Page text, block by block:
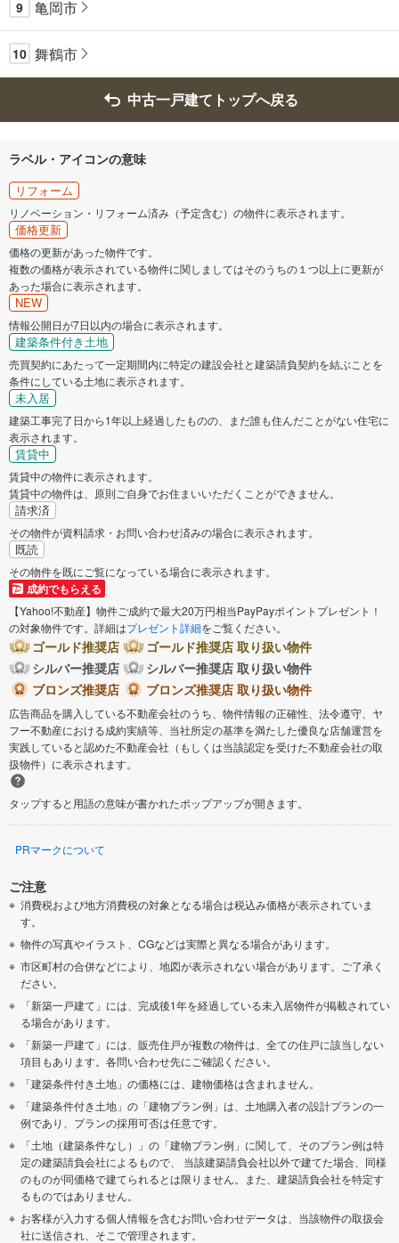
9 亀岡市
10 舞鶴市
中古一戸建てトップへ戻る
ラベル・アイコンの意味
リフォーム
リノベーション・リフォーム済み（予定含む）の物件に表示されます。
価格更新
価格の更新があった物件です。
複数の価格が表示されている物件に関しましてはそのうちの１つ以上に更新が
あった場合に表示されます。
NEW
情報公開日が7日以内の場合に表示されます。
建築条件付き土地
売買契約にあたって一定期間内に特定の建設会社と建築請負契約を結ぶことを
条件にしている土地に表示されます。
未入居
建築工事完了日から1年以上経過したものの、まだ誰も住んだことがない住宅に
表示されます。
賃貸中
賃貸中の物件に表示されます。
賃貸中の物件は、原則ご自身でお住まいいただくことができません。
請求済
その物件が資料請求・お問い合わせ済みの場合に表示されます。
既読
その物件を既にご覧になっている場合に表示されます。
成約でもらえる
【Yahoo!不動産】物件ご成約で最大20万円相当PayPayポイントプレゼント！
の対象物件です。詳細はプレゼント詳細をご覧ください。
ゴールド推奨店
ゴールド推奨店 取り扱い物件
シルバー推奨店
シルバー推奨店 取り扱い物件
ブロンズ推奨店
ブロンズ推奨店 取り扱い物件
広告商品を購入している不動産会社のうち、物件情報の正確性、法令遵守、ヤ
フー不動産における成約実績等、当社所定の基準を満たした優良な店舗運営を
実践していると認めた不動産会社（もしくは当該認定を受けた不動産会社の取
扱物件）に表示されます。
タップすると用語の意味が書かれたポップアップが開きます。
PRマークについて
ご注意
消費税および地方消費税の対象となる場合は税込み価格が表示されていま
す。
物件の写真やイラスト、CGなどは実際と異なる場合があります。
市区町村の合併などにより、地図が表示されない場合があります。ご了承く
ださい。
「新築一戸建て」には、完成後1年を経過している未入居物件が掲載されてい
る場合があります。
「新築一戸建て」には、販売住戸が複数の物件は、全ての住戸に該当しない
項目もあります。各問い合わせ先にご確認ください。
「建築条件付き土地」の価格には、建物価格は含まれません。
「建築条件付き土地」の「建物プラン例」は、土地購入者の設計プランの一
例であり、プランの採用可否は任意です。
「土地（建築条件なし）」の「建物プラン例」に関して、そのプラン例は特
定の建築請負会社によるもので、 当該建築請負会社以外で建てた場合、同様
のものが同価格で建てられるとは限りません。また、建築請負会社を特定す
るものではありません。
お客様が入力する個人情報を含むお問い合わせデータは、当該物件の取扱会
社に送信され、そこで管理されます。